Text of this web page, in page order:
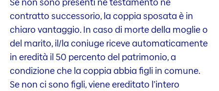
contratto successorio, la coppia sposata è in
chiaro vantaggio. In caso di morte della moglie o
del marito, il/la coniuge riceve automaticamente
in eredità il 50 percento del patrimonio, a
condizione che la coppia abbia figli in comune.
Se non ci sono figli, viene ereditato l’intero